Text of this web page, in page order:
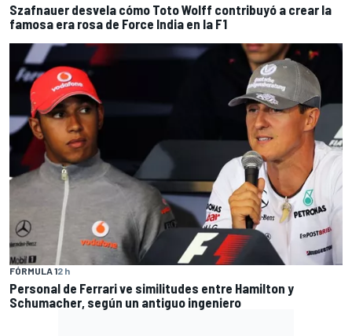
Szafnauer desvela cómo Toto Wolff contribuyó a crear la
famosa era rosa de Force India en la F1
FÓRMULA 12 h
Personal de Ferrari ve similitudes entre Hamilton y
Schumacher, según un antiguo ingeniero